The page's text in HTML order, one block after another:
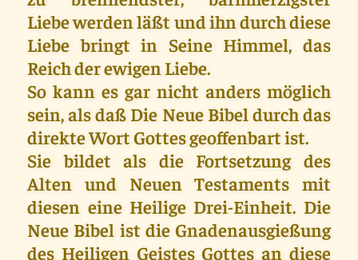
Liebe werden läßt und ihn durch diese
Liebe bringt in Seine Himmel, das
Reich der ewigen Liebe.
So kann es gar nicht anders möglich
sein, als daß Die Neue Bibel durch das
direkte Wort Gottes geoffenbart ist.
Sie bildet als die Fortsetzung des
Alten und Neuen Testaments mit
diesen eine Heilige Drei-Einheit. Die
Neue Bibel ist die Gnadenausgießung
des Heiligen Geistes Gottes an diese